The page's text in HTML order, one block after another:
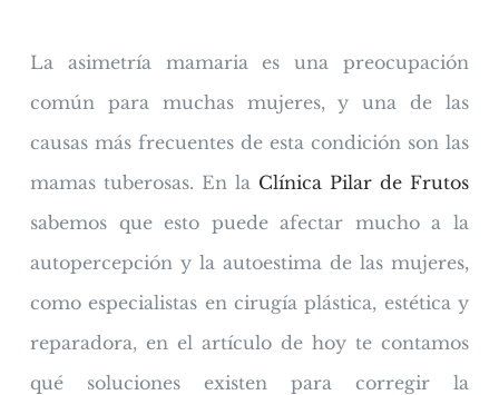
La asimetría mamaria es una preocupación
común para muchas mujeres, y una de las
causas más frecuentes de esta condición son las
mamas tuberosas. En la Clínica Pilar de Frutos
sabemos que esto puede afectar mucho a la
autopercepción y la autoestima de las mujeres,
como especialistas en cirugía plástica, estética y
reparadora, en el artículo de hoy te contamos
qué soluciones existen para corregir la